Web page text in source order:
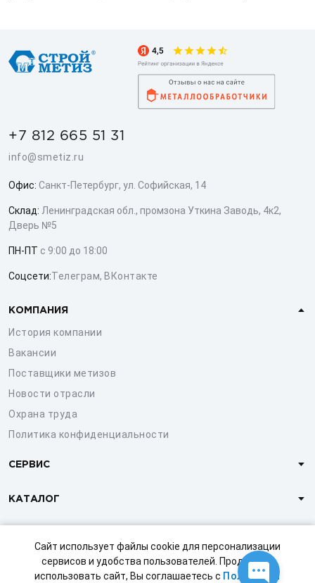
Сайт использует файлы cookie для персонализации
сервисов и удобства пользователей. Продолжая
использовать сайт, Вы соглашаетесь с Политикой
+7 812 665 51 31
info@smetiz.ru
Офис: Санкт-Петербург, ул. Софийская, 14
Склад: Ленинградская обл., промзона Уткина Заводь, 4к2,
Дверь №5
ПН-ПТ с 9:00 до 18:00
Соцсети:Телеграм, ВКонтакте
КОМПАНИЯ
История компании
Вакансии
Поставщики метизов
Новости отрасли
Охрана труда
Политика конфиденциальности
СЕРВИС
КАТАЛОГ